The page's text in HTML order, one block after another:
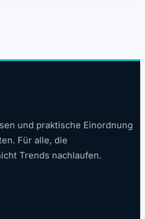
und praktische Einordnung
Für alle, die
Trends nachlaufen.